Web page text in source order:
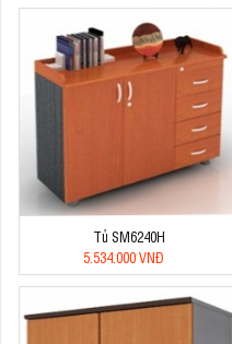
Tủ SM6240H
5.534.000 VNĐ